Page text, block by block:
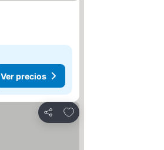
Ver precios
Compartir
Añadir a favoritos